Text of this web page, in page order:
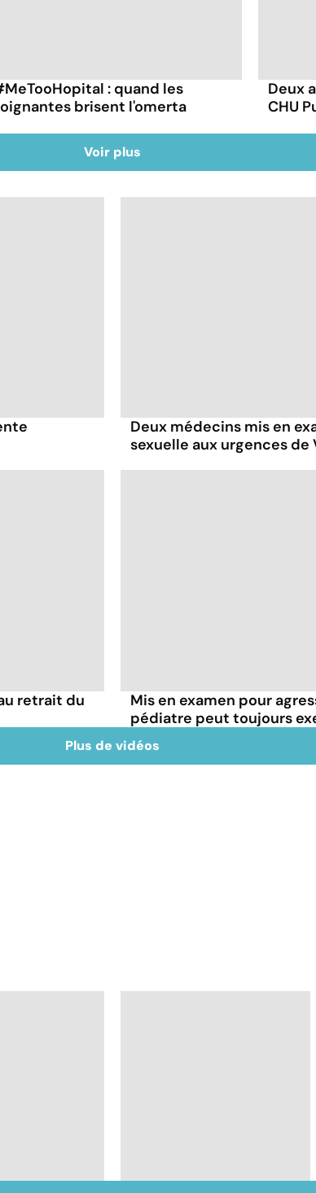
: quand les
brisent l'omerta
Deux
CHU
Voir plus
Deux médecins mis en
sexuelle aux urgences de
retrait du
Mis en examen pour
pédiatre peut toujours
Plus de vidéos